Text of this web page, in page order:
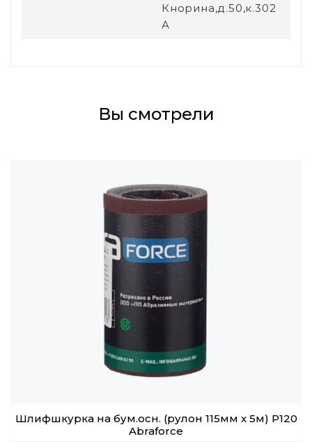
Кнорина,д.50,к.302
А
Вы смотрели
Шлифшкурка на бум.осн. (рулон 115мм х 5м) Р120
Abraforce